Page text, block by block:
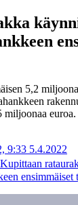
5,2
miljoonaa euroa.
9:33 5.4.2022
ensimmäiset